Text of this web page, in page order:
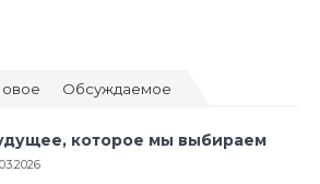
Обсуждаемое
которое мы выбираем